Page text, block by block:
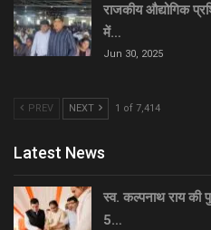
राजकीय औद्योगिक
में…
Jun 30, 2025
PREV NEXT 1 of 7,414
Latest News
स्व. कल्पनाथ राय की
5…